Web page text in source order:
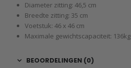
Diameter zitting: 46,5 cm
Breedte zitting: 35 cm
Voetstuk: 46 x 46 cm
Maximale gewichtscapaciteit: 136kg
BEOORDELINGEN (0)